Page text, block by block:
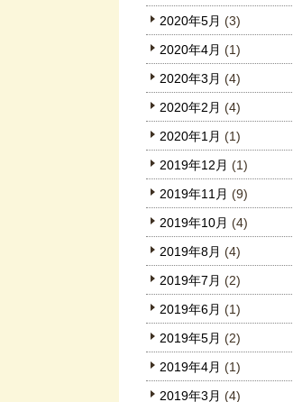
2020年5月 (3)
2020年4月 (1)
2020年3月 (4)
2020年2月 (4)
2020年1月 (1)
2019年12月 (1)
2019年11月 (9)
2019年10月 (4)
2019年8月 (4)
2019年7月 (2)
2019年6月 (1)
2019年5月 (2)
2019年4月 (1)
2019年3月 (4)